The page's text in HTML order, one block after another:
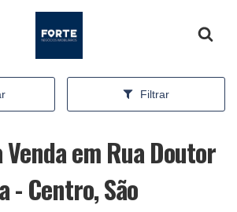
Filtrar
em Rua Doutor
- Centro, São